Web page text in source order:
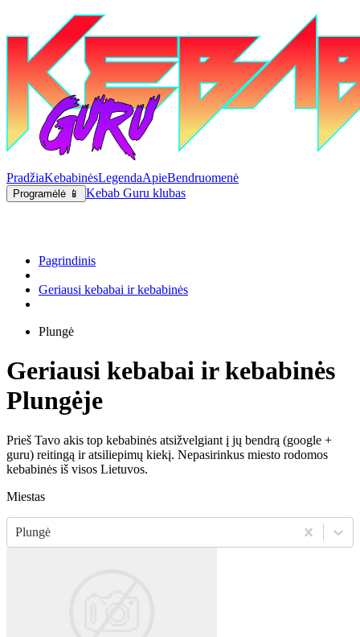
PradžiaKebabinėsLegendaApieBendruomenė
Programėlė 📱 Kebab Guru klubas
Pagrindinis
Geriausi kebabai ir kebabinės
Plungė
Geriausi kebabai ir kebabinės
Plungėje
Prieš Tavo akis top kebabinės atsižvelgiant į jų bendrą (google +
guru) reitingą ir atsiliepimų kiekį. Nepasirinkus miesto rodomos
kebabinės iš visos Lietuvos.
Miestas
Plungė